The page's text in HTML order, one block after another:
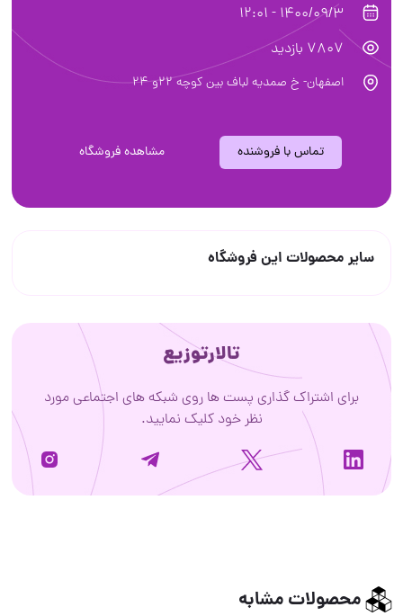
1400/09/3 - 12:01
7807 بازدید
اصفهان- خ صمدیه لباف بین کوچه ۲۲و ۲۴
تماس با فروشنده مشاهده فروشگاه
سایر محصولات این فروشگاه
تالارتوزیع
برای اشتراک گذاری پست ها روی شبکه های اجتماعی مورد
نظر خود کلیک نمایید.
محصولات مشابه